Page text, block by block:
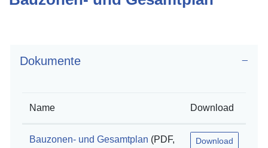
Dokumente
Name Download
Bauzonen- und Gesamtplan (PDF,
Download